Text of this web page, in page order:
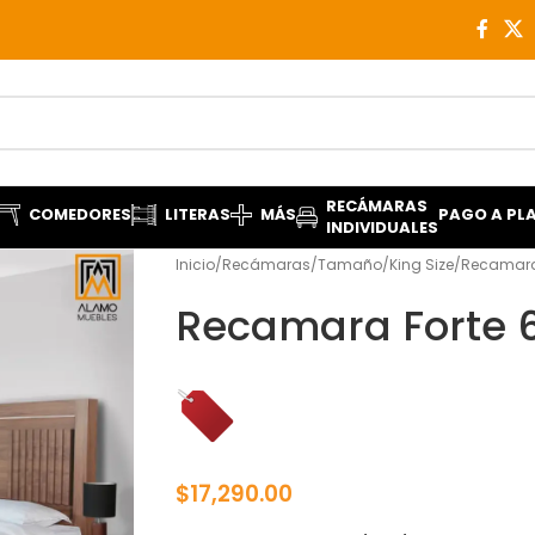
COMEDORES LITERAS MÁS
RECÁMARAS
INDIVIDUALES
PAGO A
Inicio Recámaras Tamaño King Size
Recamara Forte
$17,290.00